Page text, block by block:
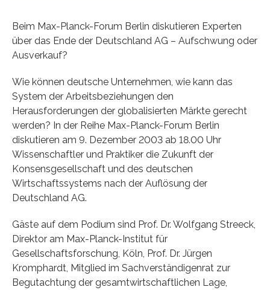
Beim Max-Planck-Forum Berlin diskutieren Experten
über das Ende der Deutschland AG – Aufschwung oder
Ausverkauf?
Wie können deutsche Unternehmen, wie kann das
System der Arbeitsbeziehungen den
Herausforderungen der globalisierten Märkte gerecht
werden? In der Reihe Max-Planck-Forum Berlin
diskutieren am 9. Dezember 2003 ab 18.00 Uhr
Wissenschaftler und Praktiker die Zukunft der
Konsensgesellschaft und des deutschen
Wirtschaftssystems nach der Auflösung der
Deutschland AG.
Gäste auf dem Podium sind Prof. Dr. Wolfgang Streeck,
Direktor am Max-Planck-Institut für
Gesellschaftsforschung, Köln, Prof. Dr. Jürgen
Kromphardt, Mitglied im Sachverständigenrat zur
Begutachtung der gesamtwirtschaftlichen Lage,